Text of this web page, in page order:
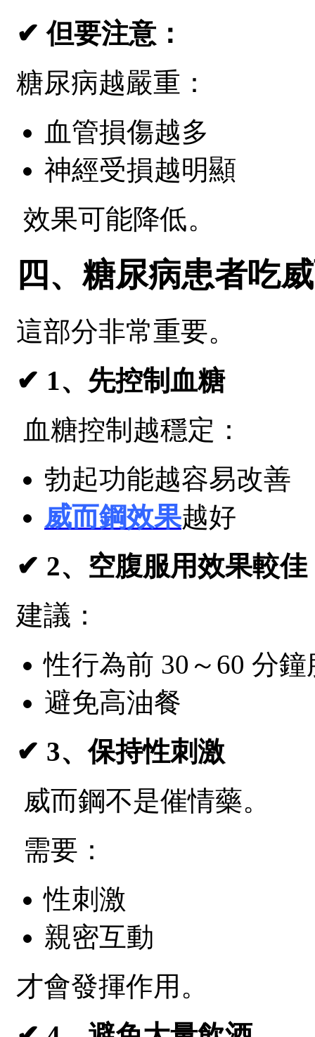
✔ 但要注意：
糖尿病越嚴重：
血管損傷越多
神經受損越明顯
效果可能降低。
四、糖尿病患者吃
這部分非常重要。
✔ 1、先控制血糖
血糖控制越穩定：
勃起功能越容易改善
威而鋼效果越好
✔ 2、空腹服用效果較佳
建議：
性行為前 30～60 分鐘
避免高油餐
✔ 3、保持性刺激
威而鋼不是催情藥。
需要：
性刺激
親密互動
才會發揮作用。